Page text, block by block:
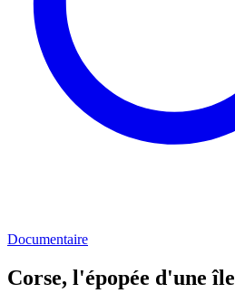
Documentaire
Corse, l'épopée d'une île